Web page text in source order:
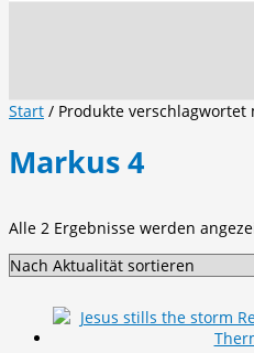
Start / Produkte verschlagwortet
Markus 4
Alle 2 Ergebnisse werden